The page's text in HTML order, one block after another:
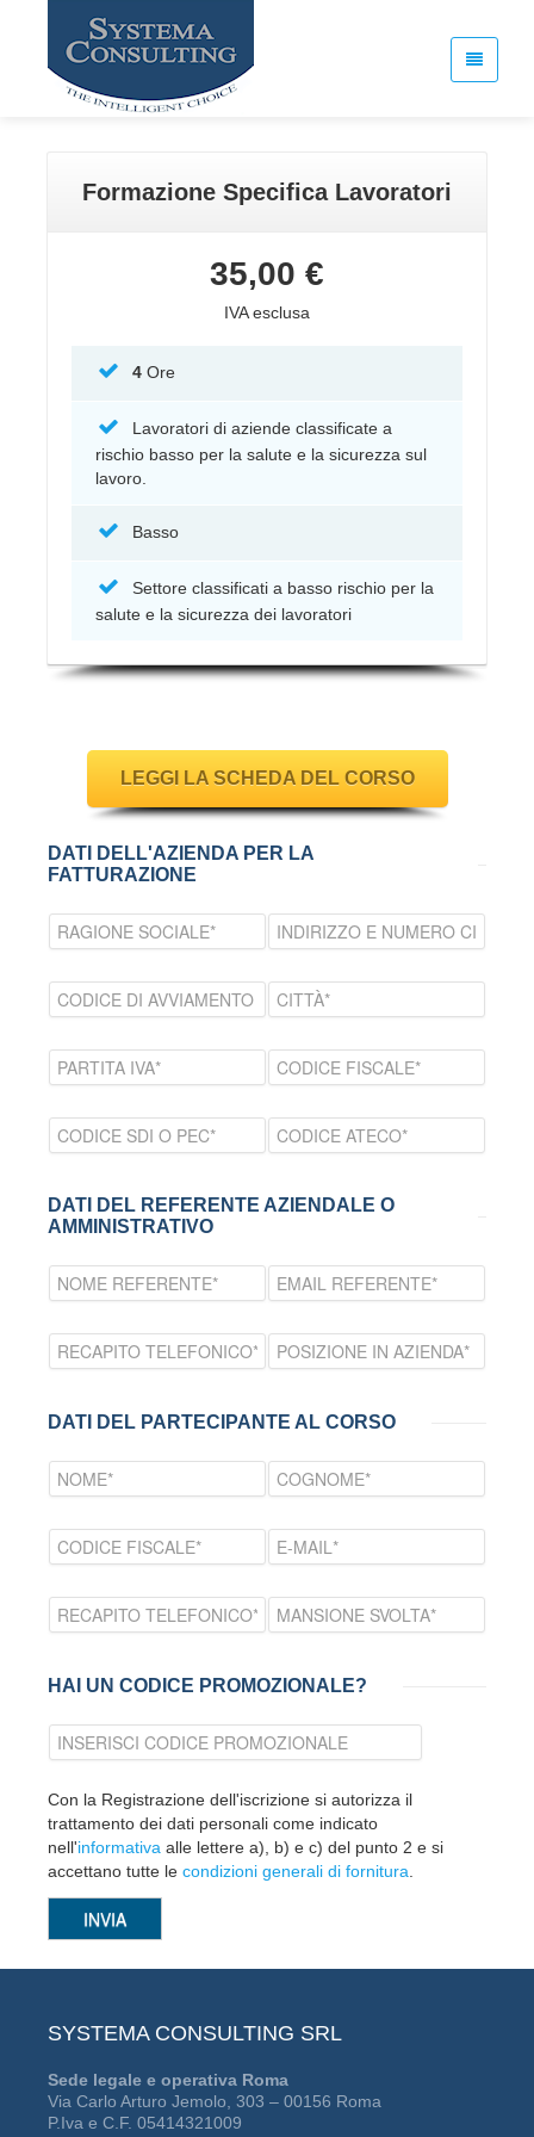
Formazione Specifica Lavoratori
35,00 €
IVA esclusa
4 Ore
Lavoratori di aziende classificate a
rischio basso per la salute e la sicurezza sul
lavoro.
Basso
Settore classificati a basso rischio per la
salute e la sicurezza dei lavoratori
LEGGI LA SCHEDA DEL CORSO
DATI DELL'AZIENDA PER LA
FATTURAZIONE
DATI DEL REFERENTE AZIENDALE O
AMMINISTRATIVO
DATI DEL PARTECIPANTE AL CORSO
HAI UN CODICE PROMOZIONALE?
Con la Registrazione dell'iscrizione si autorizza il
trattamento dei dati personali come indicato
nell'informativa alle lettere a), b) e c) del punto 2 e si
accettano tutte le condizioni generali di fornitura
SYSTEMA CONSULTING SRL
Sede legale e operativa Roma
Via Carlo Arturo Jemolo, 303 – 00156 Roma
P.Iva e C.F. 05414321009